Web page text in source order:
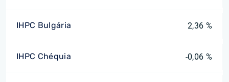
IHPC Bulgária 2,36 %
IHPC Chéquia -0,06 %